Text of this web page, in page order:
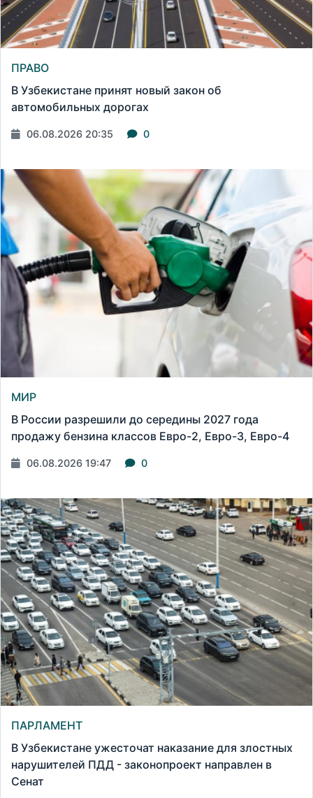
ПРАВО
В Узбекистане принят новый закон об
автомобильных дорогах
06.08.2026 20:35 0
МИР
В России разрешили до середины 2027 года
продажу бензина классов Евро-2, Евро-3, Евро-4
06.08.2026 19:47 0
ПАРЛАМЕНТ
В Узбекистане ужесточат наказание для злостных
нарушителей ПДД - законопроект направлен в
Сенат